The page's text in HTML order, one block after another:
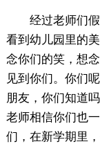
经过老师们
看到幼儿园里的
念你们的笑，想
见到你们。你们
朋友，你们知道
老师相信你们也
们，在新学期里